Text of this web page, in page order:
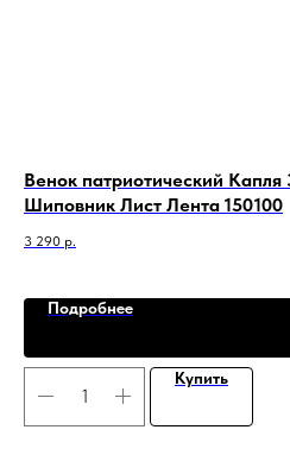
Венок патриотический Капля
Шиповник Лист Лента 150100
3 290 р.
Подробнее
Купить